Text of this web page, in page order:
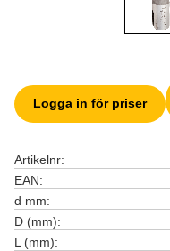
Logga in för priser
Artikelnr
EAN
d mm
D (mm)
L (mm)